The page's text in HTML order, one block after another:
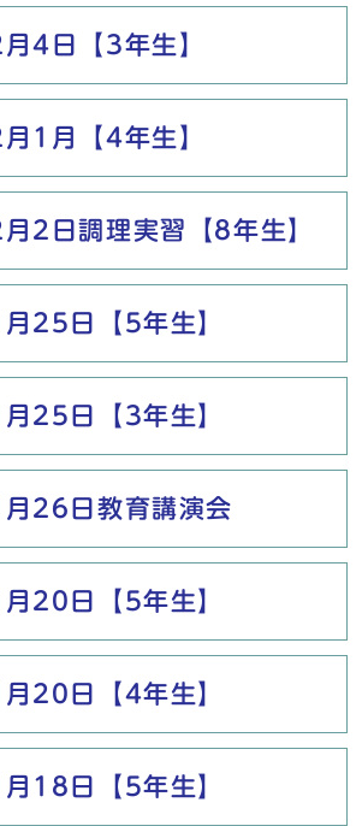
4日【3年生】
1月【4年生】
2日調理実習【8年生】
25日【5年生】
25日【3年生】
26日教育講演会
20日【5年生】
20日【4年生】
18日【5年生】